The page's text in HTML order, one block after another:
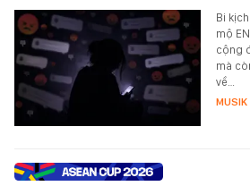
Bi
mộ
cộng
mà
về…
MUSIK